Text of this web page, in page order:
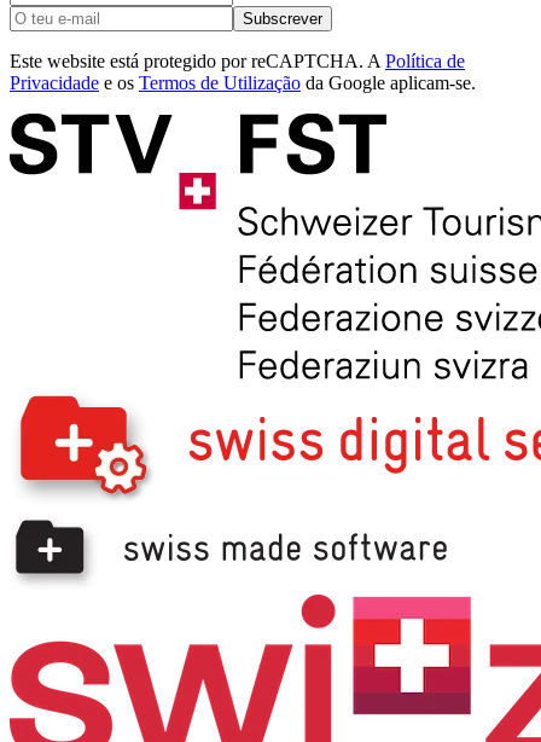
Subscrever
Este website está protegido por reCAPTCHA. A Política de
Privacidade e os Termos de Utilização da Google aplicam-se.